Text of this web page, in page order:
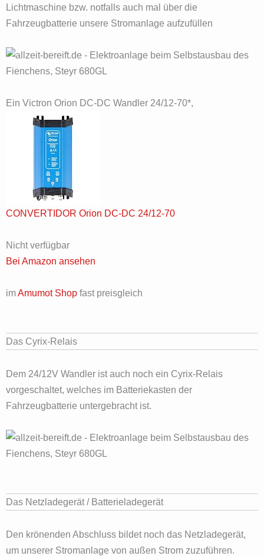
Lichtmaschine bzw. notfalls auch mal über die
Fahrzeugbatterie unsere Stromanlage aufzufüllen
Ein Victron Orion DC-DC Wandler 24/12-70*,
CONVERTIDOR Orion DC-DC 24/12-70
Nicht verfügbar
Bei Amazon ansehen
imAmumot Shop fast preisgleich
Das Cyrix-Relais
Dem 24/12V Wandler ist auch noch ein Cyrix-Relais
vorgeschaltet, welches im Batteriekasten der
Fahrzeugbatterie untergebracht ist.
Das Netzladegerät / Batterieladegerät
Den krönenden Abschluss bildet noch das Netzladegerät,
um unserer Stromanlage von außen Strom zuzuführen.